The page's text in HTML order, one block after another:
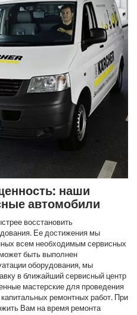
наши
автомобили
восстановить
Ее достижения мы
всем необходимым сервисных
быть выполнен
оборудования, мы
в ближайший сервисный центр
мастерские для проведения
ремонтных работ. При
Вам на время ремонта